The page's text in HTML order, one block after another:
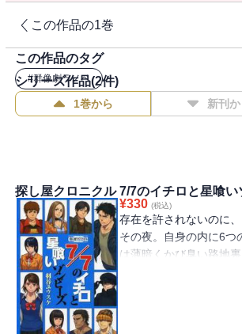
この作品の1巻
この作品のタグ
#群像劇ラノベ
シリーズ作品(2件)
1巻から 新刊か
探し屋クロニクル 7/7のイチロと星喰い
¥330 (税込)
存在を許されないのに
その夜。自身の内に6つ
は薄暗くかび臭い路地
った西岡正臣（マサ）